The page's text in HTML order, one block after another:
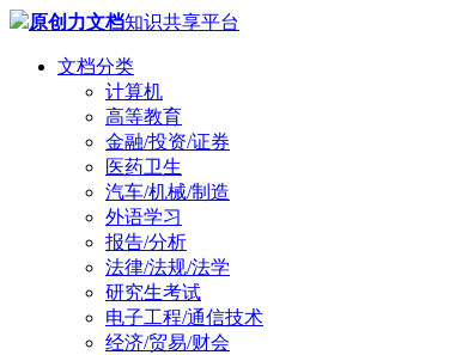
原创力文档知识共享平台
文档分类
计算机
高等教育
金融/投资/证券
医药卫生
汽车/机械/制造
外语学习
报告/分析
法律/法规/法学
研究生考试
电子工程/通信技术
经济/贸易/财会